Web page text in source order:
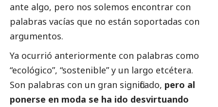
ante algo, pero nos solemos encontrar con
palabras vacías que no están soportadas con
argumentos.
Ya ocurrió anteriormente con palabras como
“ecológico”, “sostenible” y un largo etcétera.
Son palabras con un gran significado, pero al
ponerse en moda se ha ido desvirtuando